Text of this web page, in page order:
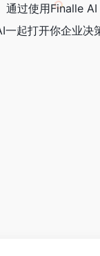
过使用Finalle
起打开你企业决